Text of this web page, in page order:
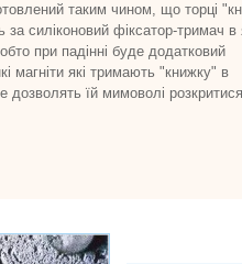
таким чином, що торці
за силіконовий фіксатор-тримач
при падінні буде додатковий
магніти які тримають "книжку" в
дозволять їй мимоволі